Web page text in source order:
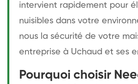
intervient rapidement pour
nuisibles dans votre
nous la sécurité de votre
entreprise à Uchaud et ses
Pourquoi choisir